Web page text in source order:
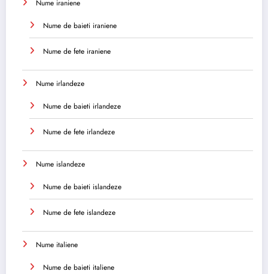
Nume iraniene
Nume de baieti iraniene
Nume de fete iraniene
Nume irlandeze
Nume de baieti irlandeze
Nume de fete irlandeze
Nume islandeze
Nume de baieti islandeze
Nume de fete islandeze
Nume italiene
Nume de baieti italiene